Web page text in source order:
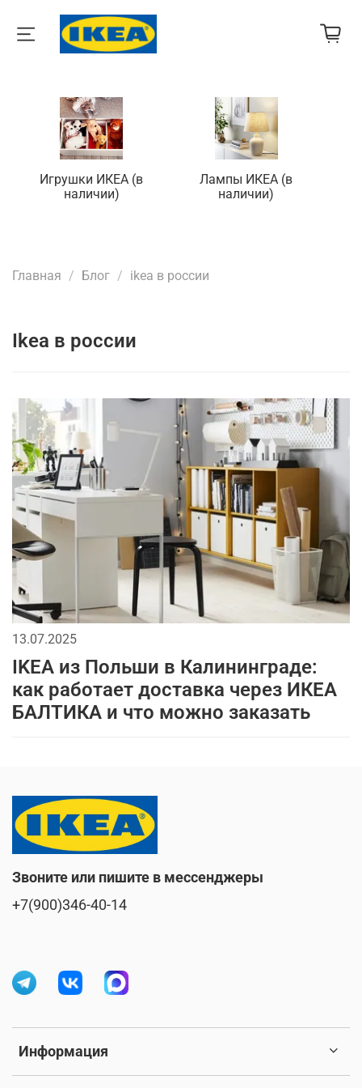
Игрушки ИКЕА (в
наличии)
Лампы ИКЕА (в
наличии)
Главная Блог ikea в россии
ikea в россии
13.07.2025
IKEA из Польши в Калининграде:
как работает доставка через ИКЕА
БАЛТИКА и что можно заказать
Информация
Звоните или пишите в мессенджеры
+7(900)346-40-14